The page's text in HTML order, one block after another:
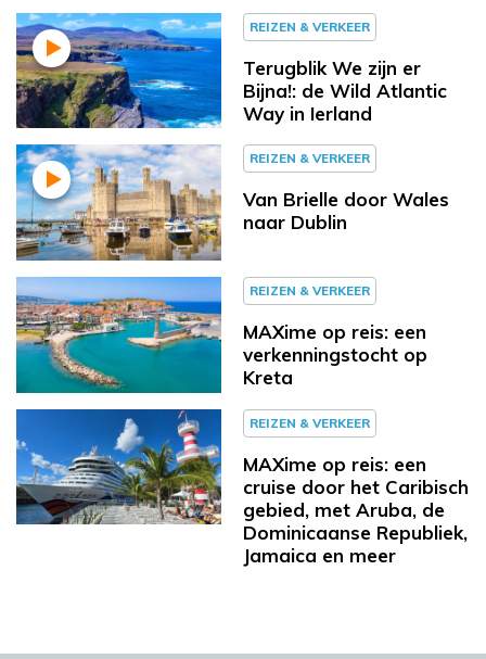
REIZEN & VERKEER
Terugblik We zijn er
Bijna!: de Wild Atlantic
Way in Ierland
REIZEN & VERKEER
Van Brielle door Wales
naar Dublin
REIZEN & VERKEER
MAXime op reis: een
verkenningstocht op
Kreta
REIZEN & VERKEER
MAXime op reis: een
cruise door het Caribisch
gebied, met Aruba, de
Dominicaanse Republiek,
Jamaica en meer